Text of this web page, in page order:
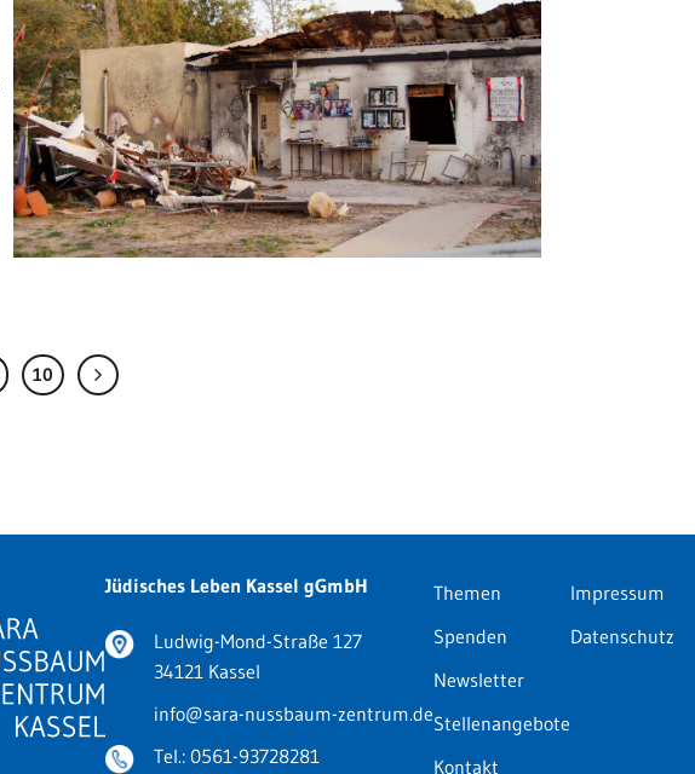
10
Jüdisches Leben Kassel gGmbH
Ludwig-Mond-Straße 127
34121 Kassel
info@sara-nussbaum-zentrum.de
Tel.: 0561-93728281
Themen
Spenden
Newsletter
Stellenangebote
Kontakt
Impressum
Datenschutz